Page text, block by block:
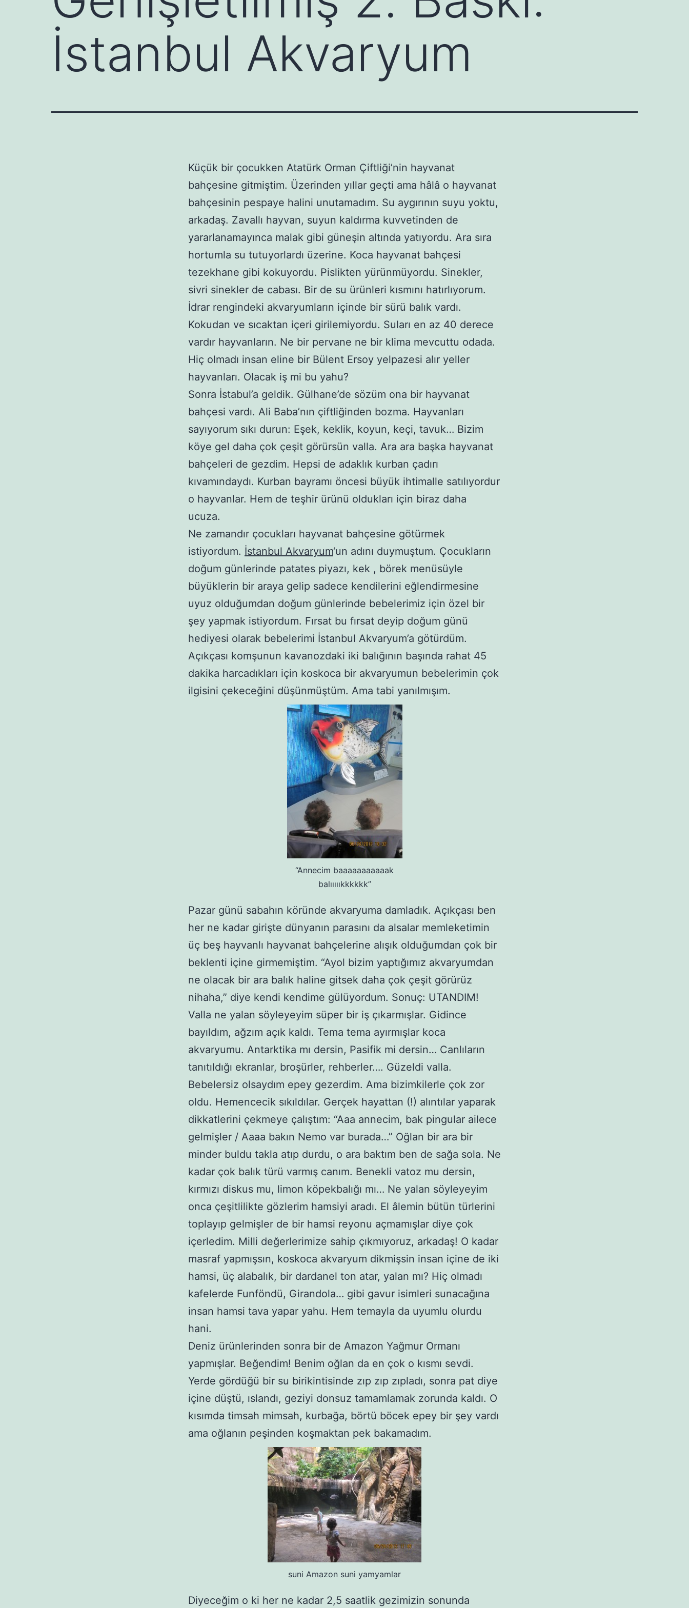
İstanbul Akvaryum
Küçük bir çocukken Atatürk Orman Çiftliği’nin hayvanat
bahçesine gitmiştim. Üzerinden yıllar geçti ama hâlâ o hayvanat
bahçesinin pespaye halini unutamadım. Su aygırının suyu yoktu,
arkadaş. Zavallı hayvan, suyun kaldırma kuvvetinden de
yararlanamayınca malak gibi güneşin altında yatıyordu. Ara sıra
hortumla su tutuyorlardı üzerine. Koca hayvanat bahçesi
tezekhane gibi kokuyordu. Pislikten yürünmüyordu. Sinekler,
sivri sinekler de cabası. Bir de su ürünleri kısmını hatırlıyorum.
İdrar rengindeki akvaryumların içinde bir sürü balık vardı.
Kokudan ve sıcaktan içeri girilemiyordu. Suları en az 40 derece
vardır hayvanların. Ne bir pervane ne bir klima mevcuttu odada.
Hiç olmadı insan eline bir Bülent Ersoy yelpazesi alır yeller
hayvanları. Olacak iş mi bu yahu?
Sonra İstabul’a geldik. Gülhane’de sözüm ona bir hayvanat
bahçesi vardı. Ali Baba’nın çiftliğinden bozma. Hayvanları
sayıyorum sıkı durun: Eşek, keklik, koyun, keçi, tavuk… Bizim
köye gel daha çok çeşit görürsün valla. Ara ara başka hayvanat
bahçeleri de gezdim. Hepsi de adaklık kurban çadırı
kıvamındaydı. Kurban bayramı öncesi büyük ihtimalle satılıyordur
o hayvanlar. Hem de teşhir ürünü oldukları için biraz daha
ucuza.
Ne zamandır çocukları hayvanat bahçesine götürmek
istiyordum. İstanbul Akvaryum‘un adını duymuştum. Çocukların
doğum günlerinde patates piyazı, kek , börek menüsüyle
büyüklerin bir araya gelip sadece kendilerini eğlendirmesine
uyuz olduğumdan doğum günlerinde bebelerimiz için özel bir
şey yapmak istiyordum. Fırsat bu fırsat deyip doğum günü
hediyesi olarak bebelerimi İstanbul Akvaryum’a götürdüm.
Açıkçası komşunun kavanozdaki iki balığının başında rahat 45
dakika harcadıkları için koskoca bir akvaryumun bebelerimin çok
ilgisini çekeceğini düşünmüştüm. Ama tabi yanılmışım.
“Annecim baaaaaaaaaaak
balıııııkkkkkk”
Pazar günü sabahın köründe akvaryuma damladık. Açıkçası ben
her ne kadar girişte dünyanın parasını da alsalar memleketimin
üç beş hayvanlı hayvanat bahçelerine alışık olduğumdan çok bir
beklenti içine girmemiştim. “Ayol bizim yaptığımız akvaryumdan
ne olacak bir ara balık haline gitsek daha çok çeşit görürüz
nihaha,” diye kendi kendime gülüyordum. Sonuç: UTANDIM!
Valla ne yalan söyleyeyim süper bir iş çıkarmışlar. Gidince
bayıldım, ağzım açık kaldı. Tema tema ayırmışlar koca
akvaryumu. Antarktika mı dersin, Pasifik mi dersin… Canlıların
tanıtıldığı ekranlar, broşürler, rehberler…. Güzeldi valla.
Bebelersiz olsaydım epey gezerdim. Ama bizimkilerle çok zor
oldu. Hemencecik sıkıldılar. Gerçek hayattan (!) alıntılar yaparak
dikkatlerini çekmeye çalıştım: “Aaa annecim, bak pingular ailece
gelmişler / Aaaa bakın Nemo var burada…” Oğlan bir ara bir
minder buldu takla atıp durdu, o ara baktım ben de sağa sola. Ne
kadar çok balık türü varmış canım. Benekli vatoz mu dersin,
kırmızı diskus mu, limon köpekbalığı mı… Ne yalan söyleyeyim
onca çeşitlilikte gözlerim hamsiyi aradı. El âlemin bütün türlerini
toplayıp gelmişler de bir hamsi reyonu açmamışlar diye çok
içerledim. Milli değerlerimize sahip çıkmıyoruz, arkadaş! O kadar
masraf yapmışsın, koskoca akvaryum dikmişsin insan içine de iki
hamsi, üç alabalık, bir dardanel ton atar, yalan mı? Hiç olmadı
kafelerde Funföndü, Girandola… gibi gavur isimleri sunacağına
insan hamsi tava yapar yahu. Hem temayla da uyumlu olurdu
hani.
Deniz ürünlerinden sonra bir de Amazon Yağmur Ormanı
yapmışlar. Beğendim! Benim oğlan da en çok o kısmı sevdi.
Yerde gördüğü bir su birikintisinde zıp zıp zıpladı, sonra pat diye
içine düştü, ıslandı, geziyi donsuz tamamlamak zorunda kaldı. O
kısımda timsah mimsah, kurbağa, börtü böcek epey bir şey vardı
ama oğlanın peşinden koşmaktan pek bakamadım.
suni Amazon suni yamyamlar
Diyeceğim o ki her ne kadar 2,5 saatlik gezimizin sonunda